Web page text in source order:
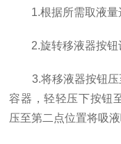
1.根据所需取液量
2.旋转移液器按钮
3.将移液器按钮压
容器，轻轻压下按钮
压至第二点位置将吸